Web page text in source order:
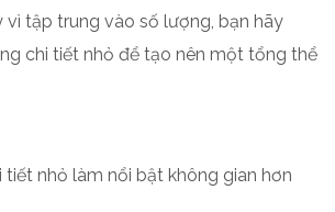
vì tập trung vào số lượng, bạn hãy
chi tiết nhỏ để tạo nên một tổng thể
nhỏ làm nổi bật không gian hơn